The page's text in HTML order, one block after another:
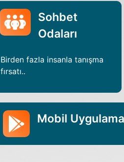
Sohbet
Odaları
Birden fazla insanla tanışma
fırsatı..
Mobil